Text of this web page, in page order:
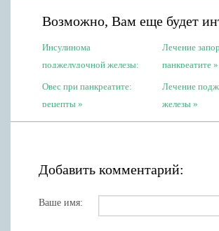
Возможно, Вам еще будет
Инсулинома
поджелудочной железы:
симптомы
Лечение
панкреатите
Овес при панкреатите:
рецепты
Лечение
железы
Добавить комментарий:
Ваше имя: